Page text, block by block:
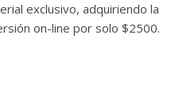
exclusivo, adquiriendo la
on-line por solo $2500.